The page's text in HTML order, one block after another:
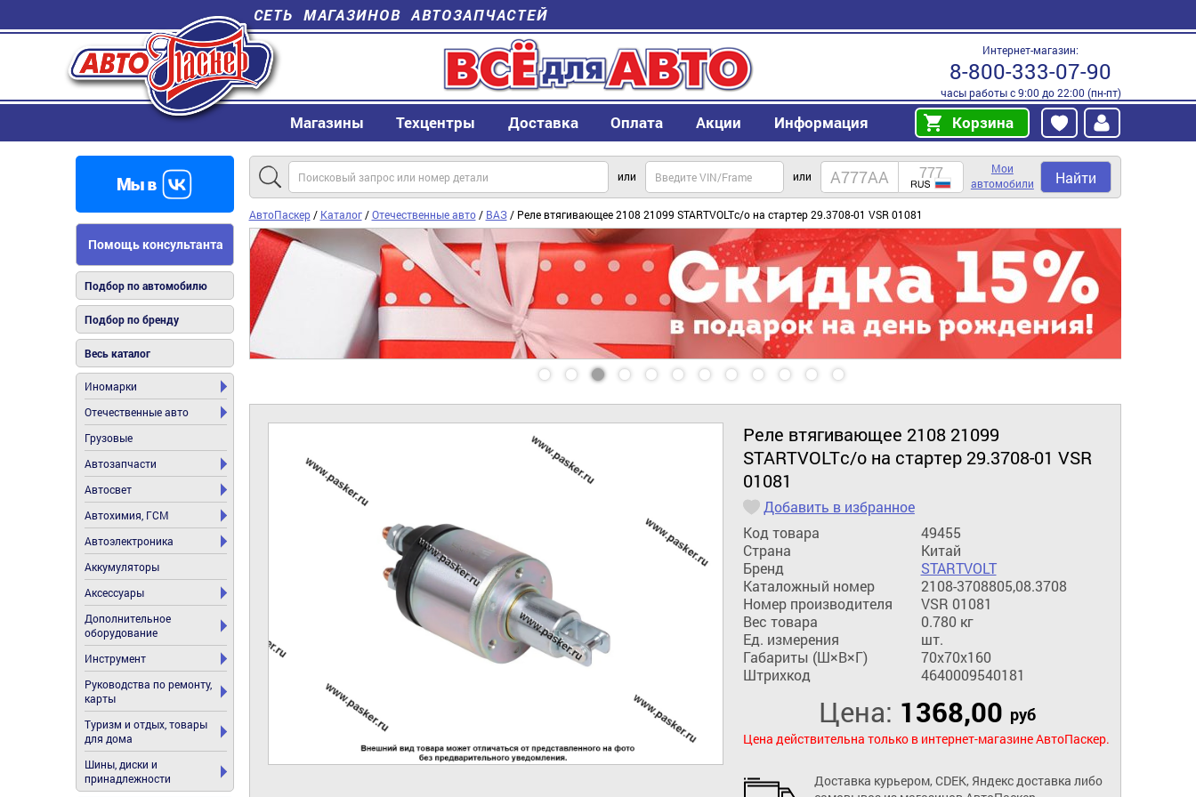
СЕТЬ МАГАЗИНОВ АВТОЗАПЧАСТЕЙ
Интернет-магазин:
8-800-333-07-90
часы работы с 9:00 до 22:00 (пн-пт)
Магазины Техцентры Доставка Оплата Акции Информация Корзина
Помощь консультанта
Подбор по автомобилю
Подбор по бренду
Весь каталог
Иномарки
Отечественные авто
Грузовые
Автозапчасти
Автосвет
Автохимия, ГСМ
Автоэлектроника
Аккумуляторы
Аксессуары
Дополнительное
оборудование
Инструмент
Руководства по ремонту,
карты
Туризм и отдых, товары
для дома
Шины, диски и
принадлежности
или или
Мои
автомобили
Найти
АвтоПаскер/ Каталог/Отечественные авто/ ВАЗ/ Реле втягивающее 2108 21099 STARTVOLTс/о на стартер 29.3708-01 VSR 01081
Реле втягивающее 2108 21099
STARTVOLTс/о на стартер 29.3708-01 VSR
01081
Добавить в избранное
Код товара
49455
Страна
Китай
Бренд
STARTVOLT
Каталожный номер
2108-3708805,08.3708
Номер производителя
VSR 01081
Вес товара
0.780 кг
Ед. измерения
шт.
Габариты (Ш×В×Г)
70x70x160
Штрихкод
4640009540181
Цена: 1368,00 руб
Цена действительна только в интернет-магазине АвтоПаскер.
Доставка курьером, CDEK, Яндекс доставка либо